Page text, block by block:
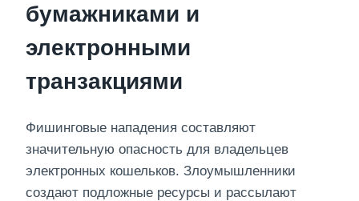
бумажниками и
электронными
транзакциями
Фишинговые нападения составляют
значительную опасность для владельцев
электронных кошельков. Злоумышленники
создают подложные ресурсы и рассылают